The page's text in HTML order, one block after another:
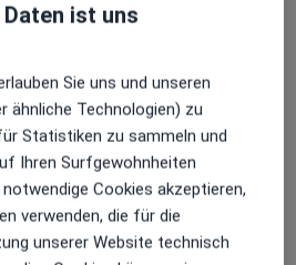
ist uns
Sie uns und unseren
ähnliche Technologien) zu
Statistiken zu sammeln und
Ihren Surfgewohnheiten
Cookies akzeptieren,
verwenden, die für die
unserer Website technisch